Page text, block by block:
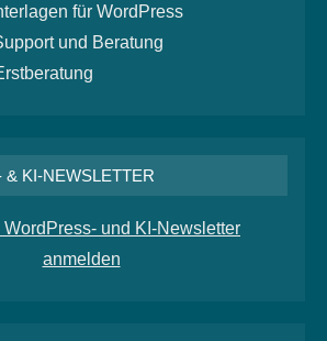
für WordPress
und Beratung
KI-NEWSLETTER